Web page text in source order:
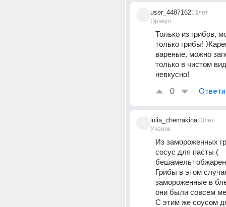
user_4487162
Оракул
13лет
Только из грибов,
только грибы!
вареные, можно
только в чистом
невкусно!
0
iulia_chemakina
Ученик
13лет
Из замороженных
сосус для пасты (
Грибы в этом
замороженные в
они были совсем
С этим же соусом